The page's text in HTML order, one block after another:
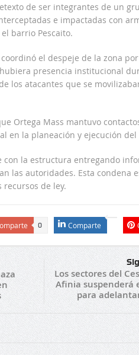
de ser integrantes de un
e impactadas con
barrio Pescaito.
el despeje de la zona
presencia institucional
los atacantes que se
Ortega Mass mantuvo
en la planeación y ejecución
con la estructura entregando
las autoridades. Esta condena
de ley.
0 Comparte
Los sectores del
Afinia suspenderá
para